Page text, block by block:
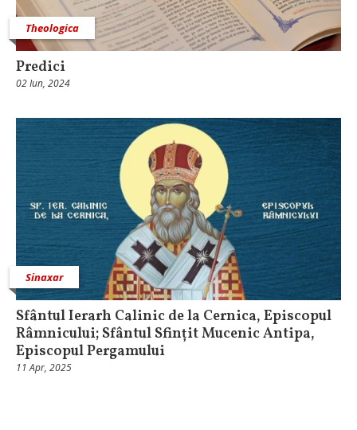
Theologica
Predici
02 Iun, 2024
Sinaxar
Sfântul Ierarh Calinic de la Cernica, Episcopul
Râmnicului; Sfântul Sfințit Mucenic Antipa,
Episcopul Pergamului
11 Apr, 2025